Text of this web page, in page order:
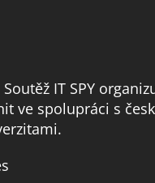
IT SPY
ve spolupráci s